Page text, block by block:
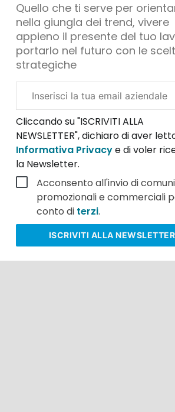
Quello che ti serve per
nella giungla dei trend, vivere
appieno il presente del tuo
portarlo nel futuro con le
strategiche
aziendale
Cliccando su "ISCRIVITI ALLA
NEWSLETTER", dichiaro di aver
Informativa Privacye di voler
la Newsletter.
Acconsento all'invio di
promozionali e commerciali
conto di terzi.
ISCRIVITI ALLA NEWSLETTER